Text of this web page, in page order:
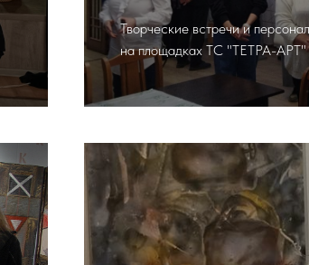
Творческие встречи и
на площадках ТС "ТЕТРА-АРТ"